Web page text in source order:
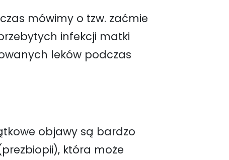
mówimy o tzw. zaćmie
infekcji matki
leków podczas
objawy są bardzo
która może